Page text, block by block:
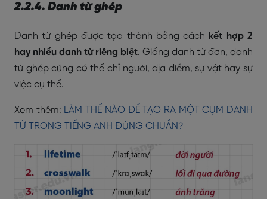
2.2.4. Danh từ ghép
Danh từ ghép được tạo thành bằng cách kết hợp 2
hay nhiều danh từ riêng biệt. Giống danh từ đơn, danh
từ ghép cũng có thể chỉ người, địa điểm, sự vật hay sự
việc cụ thể.
Xem thêm: LÀM THẾ NÀO ĐỂ TẠO RA MỘT CỤM DANH
TỪ TRONG TIẾNG ANH ĐÚNG CHUẨN?